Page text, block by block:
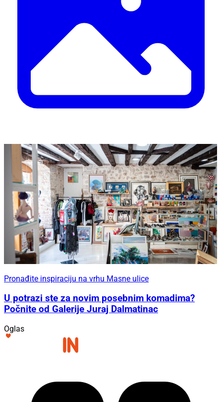
Pronađite inspiraciju na vrhu Masne ulice
U potrazi ste za novim posebnim komadima?
Počnite od Galerije Juraj Dalmatinac
Oglas